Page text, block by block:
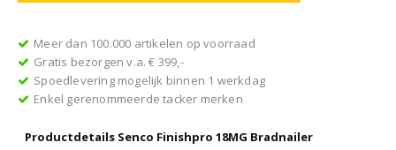
Meer dan 100.000 artikelen op voorraad
Gratis bezorgen v.a. € 399,-
Spoedlevering mogelijk binnen 1 werkdag
Enkel gerenommeerde tacker merken
Productdetails Senco Finishpro 18MG Bradnailer